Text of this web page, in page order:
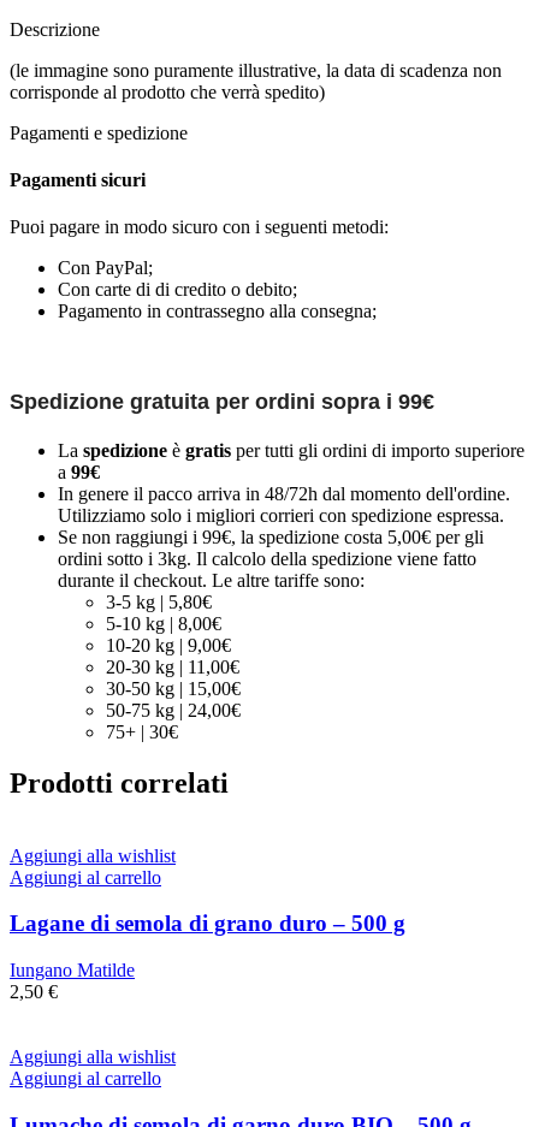
Descrizione
(le immagine sono puramente illustrative, la data di scadenza non
corrisponde al prodotto che verrà spedito)
Pagamenti e spedizione
Pagamenti sicuri
Puoi pagare in modo sicuro con i seguenti metodi:
Con PayPal;
Con carte di di credito o debito;
Pagamento in contrassegno alla consegna;
Spedizione gratuita per ordini sopra i 99€
La spedizione è gratis per tutti gli ordini di importo superiore
a 99€
In genere il pacco arriva in 48/72h dal momento dell'ordine.
Utilizziamo solo i migliori corrieri con spedizione espressa.
Se non raggiungi i 99€, la spedizione costa 5,00€ per gli
ordini sotto i 3kg. Il calcolo della spedizione viene fatto
durante il checkout. Le altre tariffe sono:
3-5 kg | 5,80€
5-10 kg | 8,00€
10-20 kg | 9,00€
20-30 kg | 11,00€
30-50 kg | 15,00€
50-75 kg | 24,00€
75+ | 30€
Prodotti correlati
Aggiungi alla wishlist
Aggiungi al carrello
Lagane di semola di grano duro – 500 g
Iungano Matilde
2,50 €
Aggiungi alla wishlist
Aggiungi al carrello